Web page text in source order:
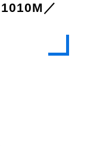
／